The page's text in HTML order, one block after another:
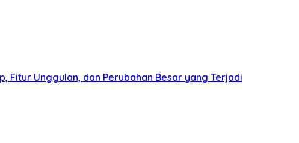
Fitur Unggulan, dan Perubahan Besar yang Terjadi